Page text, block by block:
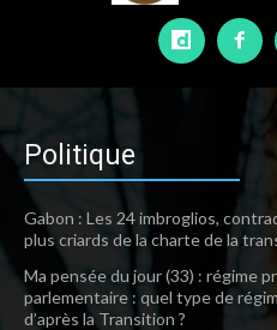
Politique
Gabon : Les 24 imbroglios,
plus criards de la charte de la
Ma pensée du jour (33) : régime
parlementaire : quel type de
d’après la Transition ?